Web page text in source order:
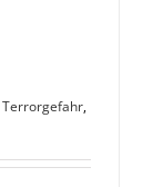
Terrorgefahr,